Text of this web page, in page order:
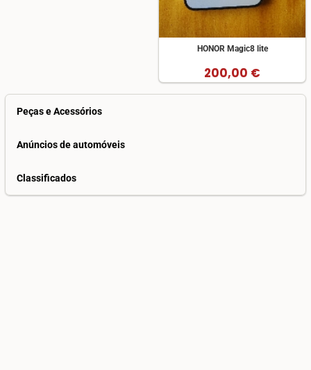
HONOR Magic8 lite
200,00 €
Peças e Acessórios
Anúncios de automóveis
Classificados